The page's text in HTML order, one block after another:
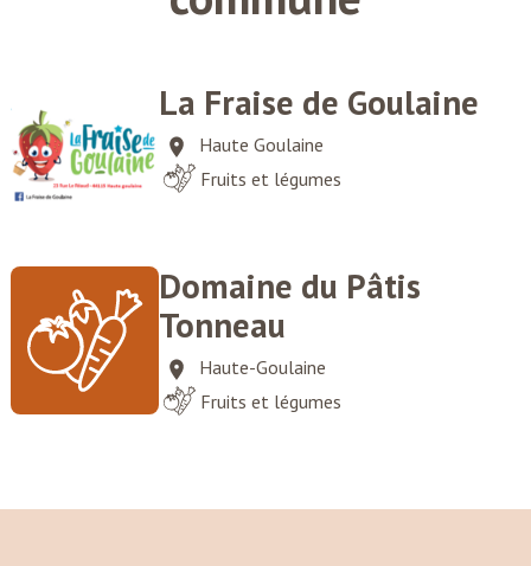
La Fraise de Goulaine
Haute Goulaine
Fruits et légumes
Domaine du Pâtis
Tonneau
Haute-Goulaine
Fruits et légumes